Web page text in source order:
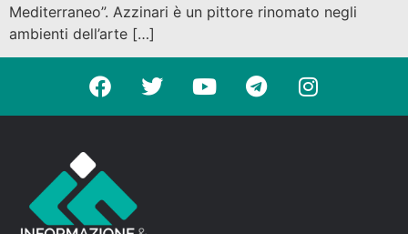
Mediterraneo”. Azzinari è un pittore rinomato negli
ambienti dell’arte […]